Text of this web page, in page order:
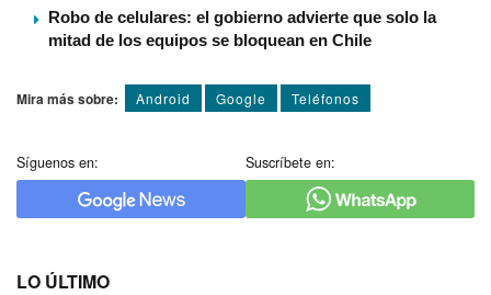
Robo de celulares: el gobierno advierte que solo la
mitad de los equipos se bloquean en Chile
Mira más sobre: Android Google Teléfonos
Síguenos en: Suscríbete en:
LO ÚLTIMO